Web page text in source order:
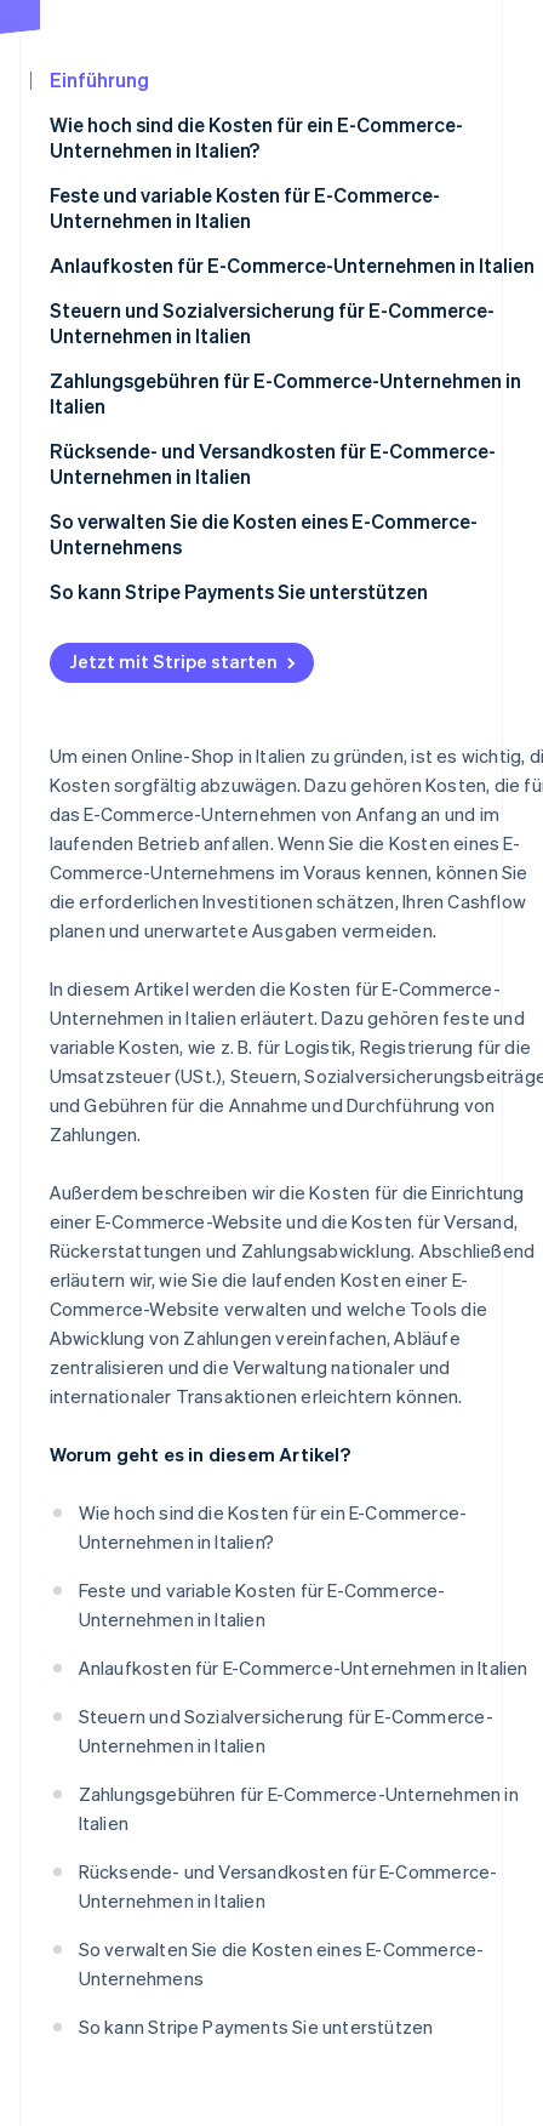
CO₂-Entnahme
Identity
Online-Identitätsprüfung
Stripe-Sessions 2026
Erfahren Sie, wie Stripe Lösungen für die
Jetzt ansehen
Einführung
Wie hoch sind die Kosten für ein E-Commerce-
Unternehmen in Italien?
Feste und variable Kosten für E-Commerce-
Unternehmen in Italien
Feste Kosten
Variable Kosten
Anlaufkosten für E-Commerce-Unternehmen in Italien
Verwaltungskosten
Produkt- und anfängliche Logistikkosten
Marketingkosten für den Start
Wie viel kostet die Gründung eines E-Commerce-
Unternehmens?
Steuern und Sozialversicherung für E-Commerce-
Unternehmen in Italien
Steuersystem
INPS-Sozialversicherungsbeiträge
Welche Steuer-Anforderungen gelten für E-
Zahlungsgebühren für E-Commerce-Unternehmen in
Italien
Rücksende- und Versandkosten für E-Commerce-
Unternehmen in Italien
So verwalten Sie die Kosten eines E-Commerce-
Unternehmens
So kann Stripe Payments Sie unterstützen
Jetzt mit Stripe starten
Um einen Online-Shop in Italien zu gründen, ist es wichtig,
Kosten sorgfältig abzuwägen. Dazu gehören Kosten, die
das E-Commerce-Unternehmen von Anfang an und im
laufenden Betrieb anfallen. Wenn Sie die Kosten eines E-
Commerce-Unternehmens im Voraus kennen, können Sie
die erforderlichen Investitionen schätzen, Ihren Cashflow
planen und unerwartete Ausgaben vermeiden.
In diesem Artikel werden die Kosten für E-Commerce-
Unternehmen in Italien erläutert. Dazu gehören feste und
variable Kosten, wie z. B. für Logistik, Registrierung für die
Umsatzsteuer (USt.), Steuern,
und Gebühren für die Annahme und Durchführung von
Zahlungen.
Außerdem beschreiben wir die Kosten für die Einrichtung
einer E-Commerce-Website und die Kosten für Versand,
Rückerstattungen und Zahlungsabwicklung. Abschließend
erläutern wir, wie Sie die laufenden Kosten einer E-
Commerce-Website verwalten und welche Tools die
Abwicklung von Zahlungen vereinfachen, Abläufe
zentralisieren und die Verwaltung nationaler und
internationaler Transaktionen erleichtern können.
Worum geht es in diesem Artikel?
Wie hoch sind die Kosten für ein E-Commerce-
Unternehmen in Italien?
Feste und variable Kosten für E-Commerce-
Unternehmen in Italien
Anlaufkosten für E-Commerce-Unternehmen in Italien
Steuern und Sozialversicherung für E-Commerce-
Unternehmen in Italien
Zahlungsgebühren für E-Commerce-Unternehmen in
Italien
Rücksende- und Versandkosten für E-Commerce-
Unternehmen in Italien
So verwalten Sie die Kosten eines E-Commerce-
Unternehmens
So kann Stripe Payments Sie unterstützen